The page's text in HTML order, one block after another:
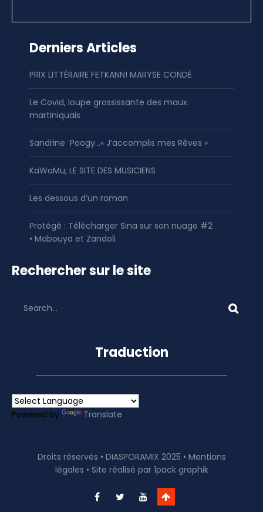
Derniers Articles
PRIX LITTÉRAIRE FETKANN! MARYSE CONDÉ
Le Covid, loupe grossissante des maux
martiniquais
Sandrine Poogy…« J’accomplis mes Rêves »
KaWoMu, LE SITE DES MUSICIENS
Les dessous d’un roman
Protégé : Télécharger Sina sur son nuage #2
• Mabouya et Zandoli
Rechercher sur le site
Traduction
Powered by Translate
Droits réservés • DIASPORAMIX 2025 • Mentions
légales • Site réalisé par 1pack graphik